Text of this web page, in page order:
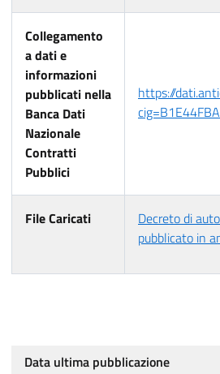
Collegamento
a dati e
informazioni
pubblicati nella
Banca Dati
Nazionale
Contratti
Pubblici
https://
File Caricati
Decreto di
pubblicato in
Data ultima pubblicazione